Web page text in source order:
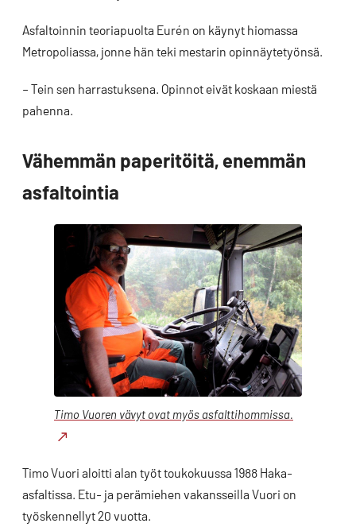
Asfaltoinnin teoriapuolta Eurén on käynyt hiomassa
Metropoliassa, jonne hän teki mestarin opinnäytetyönsä.
– Tein sen harrastuksena. Opinnot eivät koskaan miestä
pahenna.
Vähemmän paperitöitä, enemmän
asfaltointia
Timo Vuoren vävyt ovat myös asfalttihommissa.
Timo Vuori aloitti alan työt toukokuussa 1988 Haka-
asfaltissa. Etu- ja perämiehen vakansseilla Vuori on
työskennellyt 20 vuotta.